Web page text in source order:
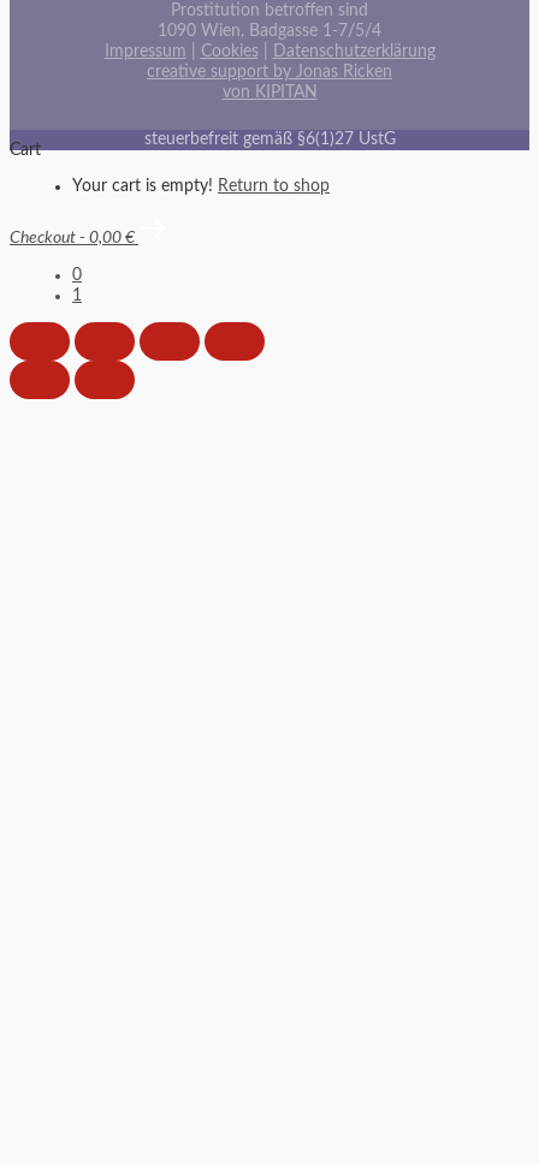
Prostitution betroffen sind
1090 Wien, Badgasse 1-7/5/4
Impressum
Cookies|
Datenschutzerklärung
creative support by Jonas Ricken
von KIPITAN
steuerbefreit gemäß §6(1)27 UstG
Cart
Your cart is empty! Return to shop
Checkout - 0,00 €
0
1